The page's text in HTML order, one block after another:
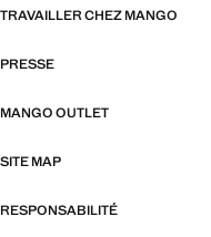
TRAVAILLER CHEZ MANGO
PRESSE
MANGO OUTLET
SITE MAP
RESPONSABILITÉ